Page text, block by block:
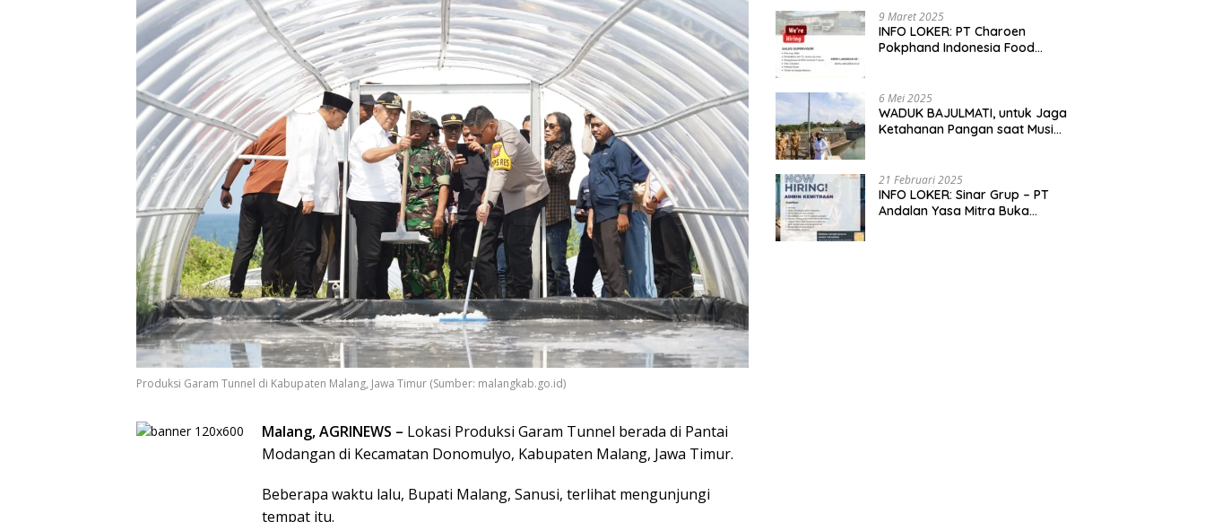
Produksi Garam Tunnel di Kabupaten Malang, Jawa Timur (Sumber: malangkab.go.id)
Malang, AGRINEWS – Lokasi Produksi Garam Tunnel berada di Pantai
Modangan di Kecamatan Donomulyo, Kabupaten Malang, Jawa Timur.
Beberapa waktu lalu, Bupati Malang, Sanusi, terlihat mengunjungi
tempat itu.
9 Maret 2025
INFO LOKER: PT Charoen
Pokphand Indonesia Food
6 Mei 2025
WADUK BAJULMATI, untuk Jaga
Ketahanan Pangan saat Musim
21 Februari 2025
INFO LOKER: Sinar Grup – PT
Andalan Yasa Mitra Buka